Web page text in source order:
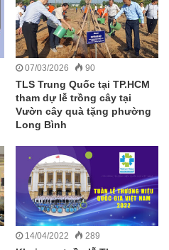
07/03/2026 90
TLS Trung Quốc tại TP.HCM
tham dự lễ trồng cây tại
Vườn cây quà tặng phường
Long Bình
14/04/2022 289